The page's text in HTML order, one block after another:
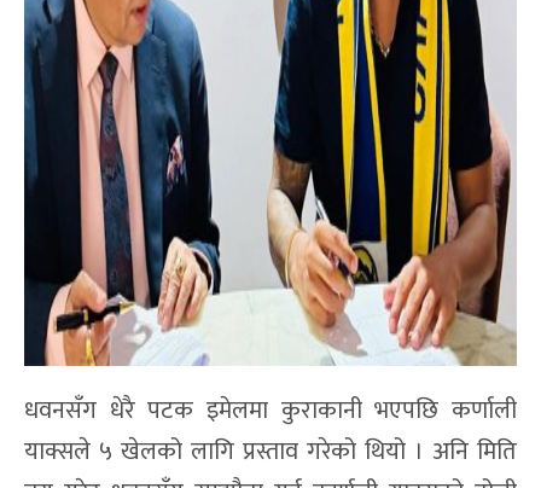
धवनसँग धेरै पटक इमेलमा कुराकानी भएपछि कर्णाली
याक्सले ५ खेलको लागि प्रस्ताव गरेको थियो । अनि मिति